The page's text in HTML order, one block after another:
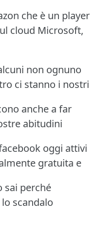
che è un player
cloud Microsoft,
non ognuno
ci stanno i nostri
anche a far
abitudini
oggi attivi
gratuita e
sai perché
scandalo